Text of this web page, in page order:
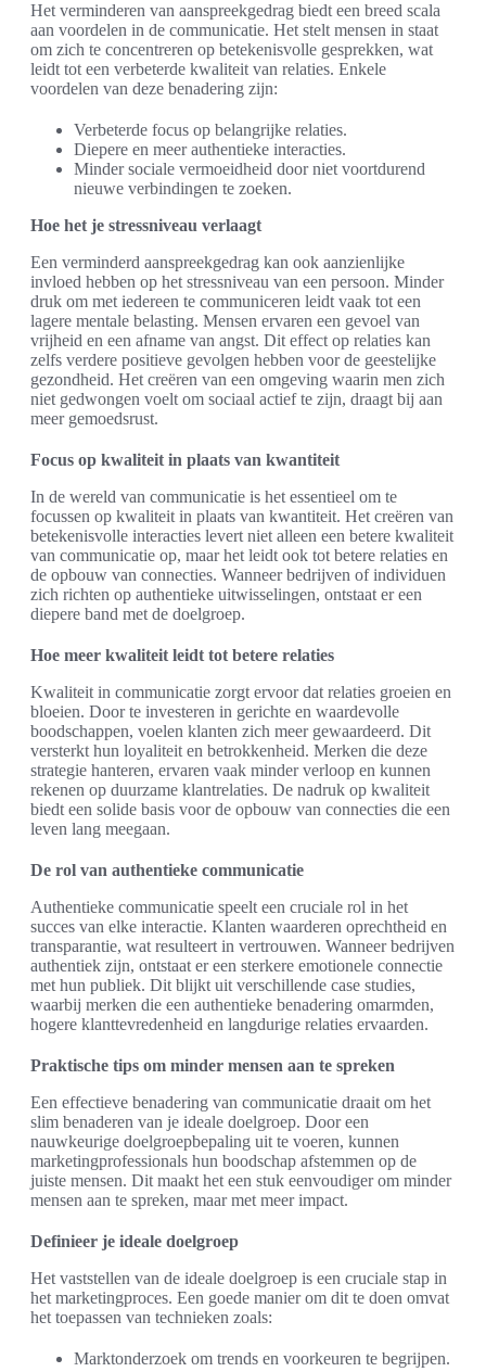
Het verminderen van aanspreekgedrag biedt een breed scala
aan voordelen in de communicatie. Het stelt mensen in staat
om zich te concentreren op betekenisvolle gesprekken, wat
leidt tot een verbeterde kwaliteit van relaties. Enkele
voordelen van deze benadering zijn:
Verbeterde focus op belangrijke relaties.
Diepere en meer authentieke interacties.
Minder sociale vermoeidheid door niet voortdurend
nieuwe verbindingen te zoeken.
Hoe het je stressniveau verlaagt
Een verminderd aanspreekgedrag kan ook aanzienlijke
invloed hebben op het stressniveau van een persoon. Minder
druk om met iedereen te communiceren leidt vaak tot een
lagere mentale belasting. Mensen ervaren een gevoel van
vrijheid en een afname van angst. Dit effect op relaties kan
zelfs verdere positieve gevolgen hebben voor de geestelijke
gezondheid. Het creëren van een omgeving waarin men zich
niet gedwongen voelt om sociaal actief te zijn, draagt bij aan
meer gemoedsrust.
Focus op kwaliteit in plaats van kwantiteit
In de wereld van communicatie is het essentieel om te
focussen op kwaliteit in plaats van kwantiteit. Het creëren van
betekenisvolle interacties levert niet alleen een betere kwaliteit
van communicatie op, maar het leidt ook tot betere relaties en
de opbouw van connecties. Wanneer bedrijven of individuen
zich richten op authentieke uitwisselingen, ontstaat er een
diepere band met de doelgroep.
Hoe meer kwaliteit leidt tot betere relaties
Kwaliteit in communicatie zorgt ervoor dat relaties groeien en
bloeien. Door te investeren in gerichte en waardevolle
boodschappen, voelen klanten zich meer gewaardeerd. Dit
versterkt hun loyaliteit en betrokkenheid. Merken die deze
strategie hanteren, ervaren vaak minder verloop en kunnen
rekenen op duurzame klantrelaties. De nadruk op kwaliteit
biedt een solide basis voor de opbouw van connecties die een
leven lang meegaan.
De rol van authentieke communicatie
Authentieke communicatie speelt een cruciale rol in het
succes van elke interactie. Klanten waarderen oprechtheid en
transparantie, wat resulteert in vertrouwen. Wanneer bedrijven
authentiek zijn, ontstaat er een sterkere emotionele connectie
met hun publiek. Dit blijkt uit verschillende case studies,
waarbij merken die een authentieke benadering omarmden,
hogere klanttevredenheid en langdurige relaties ervaarden.
Praktische tips om minder mensen aan te spreken
Een effectieve benadering van communicatie draait om het
slim benaderen van je ideale doelgroep. Door een
nauwkeurige doelgroepbepaling uit te voeren, kunnen
marketingprofessionals hun boodschap afstemmen op de
juiste mensen. Dit maakt het een stuk eenvoudiger om minder
mensen aan te spreken, maar met meer impact.
Definieer je ideale doelgroep
Het vaststellen van de ideale doelgroep is een cruciale stap in
het marketingproces. Een goede manier om dit te doen omvat
het toepassen van technieken zoals:
Marktonderzoek om trends en voorkeuren te begrijpen.